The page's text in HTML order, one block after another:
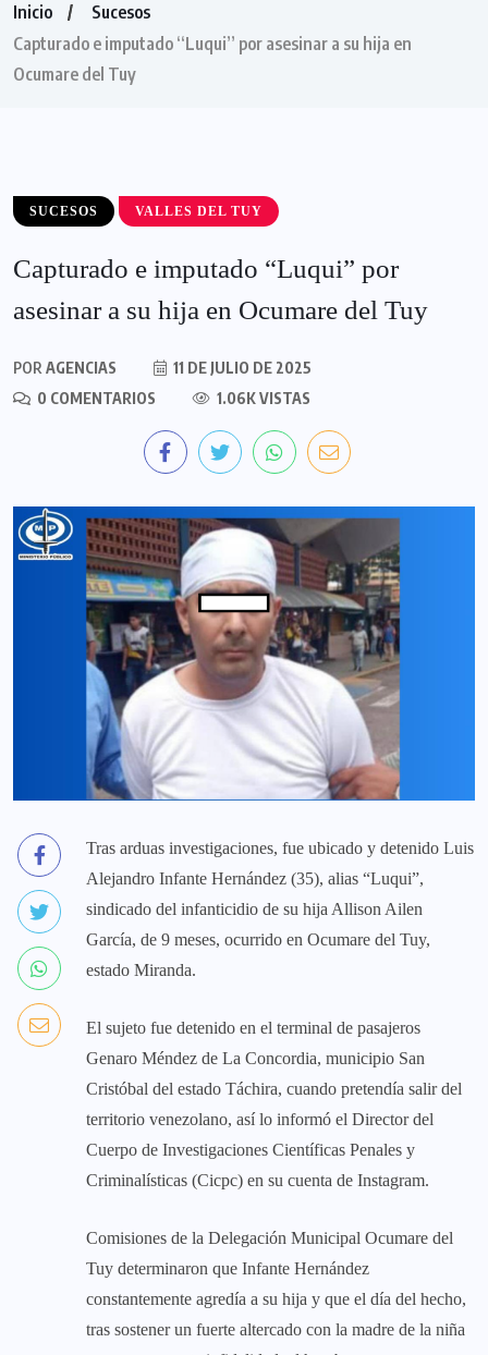
Inicio
Sucesos
Capturado e imputado “Luqui” por asesinar a su hija en
Ocumare del Tuy
SUCESOS VALLES DEL TUY
Capturado e imputado “Luqui” por
asesinar a su hija en Ocumare del Tuy
POR AGENCIAS
11 DE JULIO DE 2025
0 COMENTARIOS
1.06K VISTAS
Tras arduas investigaciones, fue ubicado y detenido Luis
Alejandro Infante Hernández (35), alias “Luqui”,
sindicado del infanticidio de su hija Allison Ailen
García, de 9 meses, ocurrido en Ocumare del Tuy,
estado Miranda.
El sujeto fue detenido en el terminal de pasajeros
Genaro Méndez de La Concordia, municipio San
Cristóbal del estado Táchira, cuando pretendía salir del
territorio venezolano, así lo informó el Director del
Cuerpo de Investigaciones Científicas Penales y
Criminalísticas (Cicpc) en su cuenta de Instagram.
Comisiones de la Delegación Municipal Ocumare del
Tuy determinaron que Infante Hernández
constantemente agredía a su hija y que el día del hecho,
tras sostener un fuerte altercado con la madre de la niña